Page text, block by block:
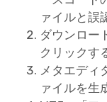
ァイルと誤
ダウンロー
クリックす
メタエディ
ァイルを生